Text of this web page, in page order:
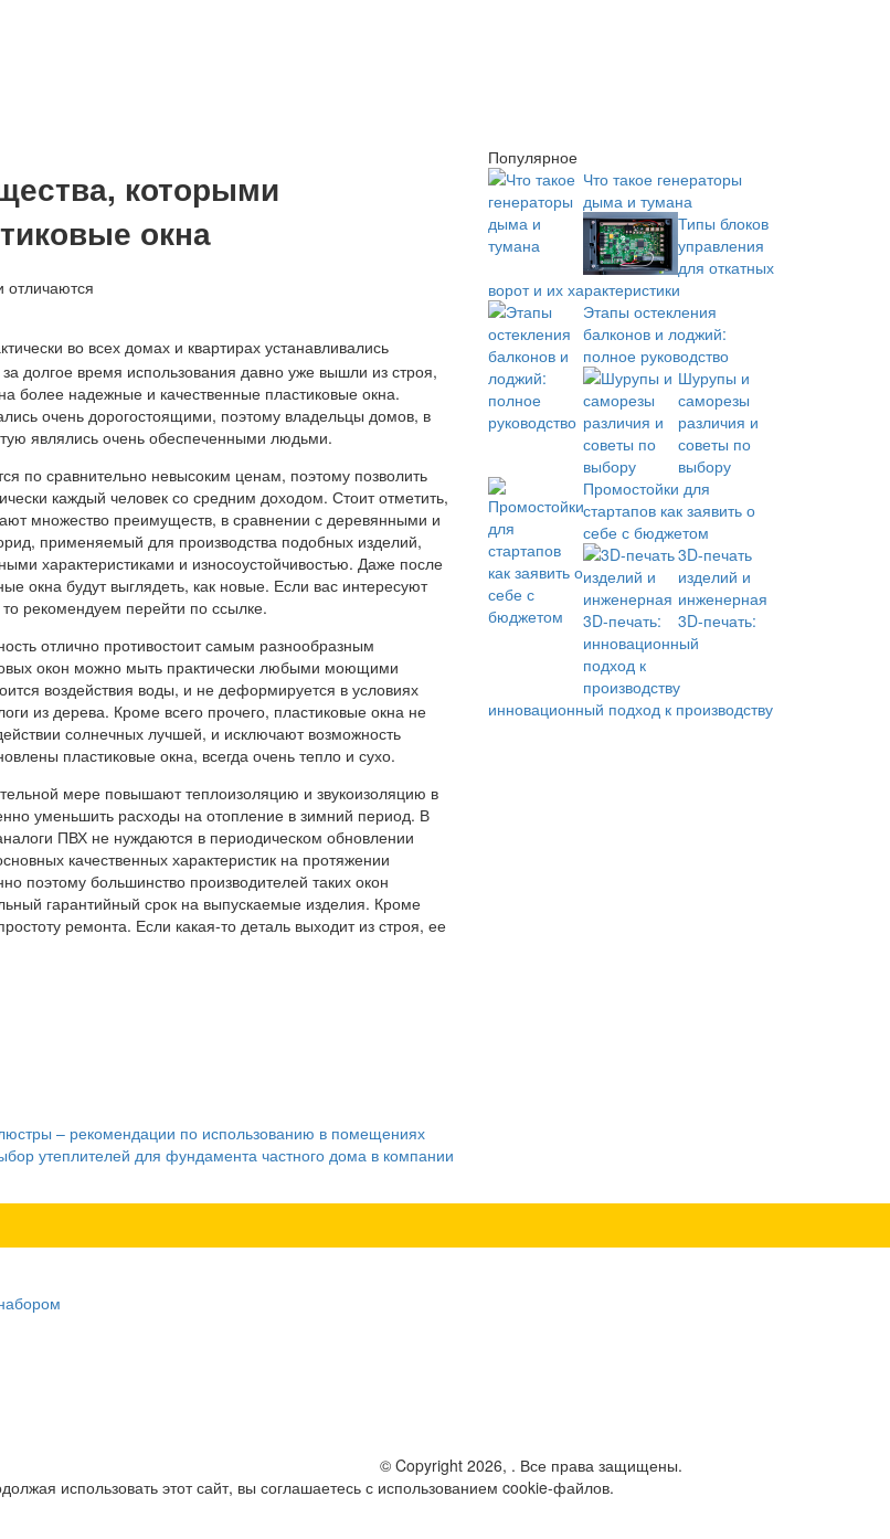
которыми
окна
во всех домах и квартирах устанавливались
долгое время использования давно уже вышли из строя,
более надежные и качественные пластиковые окна.
очень дорогостоящими, поэтому владельцы домов, в
являлись очень обеспеченными людьми.
по сравнительно невысоким ценам, поэтому позволить
каждый человек со средним доходом. Стоит отметить,
множество преимуществ, в сравнении с деревянными и
применяемый для производства подобных изделий,
характеристиками и износоустойчивостью. Даже после
окна будут выглядеть, как новые. Если вас интересуют
рекомендуем перейти по ссылке.
отлично противостоит самым разнообразным
окон можно мыть практически любыми моющими
воздействия воды, и не деформируется в условиях
из дерева. Кроме всего прочего, пластиковые окна не
солнечных лучшей, и исключают возможность
пластиковые окна, всегда очень тепло и сухо.
мере повышают теплоизоляцию и звукоизоляцию в
уменьшить расходы на отопление в зимний период. В
ПВХ не нуждаются в периодическом обновлении
качественных характеристик на протяжении
поэтому большинство производителей таких окон
гарантийный срок на выпускаемые изделия. Кроме
ремонта. Если какая-то деталь выходит из строя, ее
– рекомендации по использованию в помещениях
утеплителей для фундамента частного дома в компании
Популярное
Что такое генераторы
дыма и тумана
Типы блоков
управления
для откатных
ворот и их характеристики
Этапы остекления
балконов и лоджий:
полное руководство
Шурупы и
саморезы
различия и
советы по
выбору
Промостойки для
стартапов как заявить о
себе с бюджетом
3D-печать
изделий и
инженерная
3D-печать:
инновационный подход к производству
© Copyright 2026, . Все права защищены.
использовать этот сайт, вы соглашаетесь с использованием cookie-файлов.